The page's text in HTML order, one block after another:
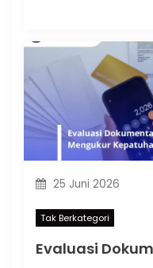
25 Juni 2026
Tak Berkategori